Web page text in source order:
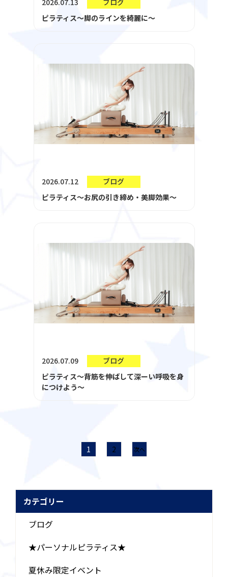
カテゴリー
ブログ
★パーソナルピラティス★
夏休み限定イベント
2026.07.13 ブログ
ピラティス～脚のラインを綺麗に～
2026.07.12 ブログ
ピラティス～お尻の引き締め・美脚効果～
2026.07.09 ブログ
ピラティス～背筋を伸ばして深ーい呼吸を身
につけよう～
1 2 次へ